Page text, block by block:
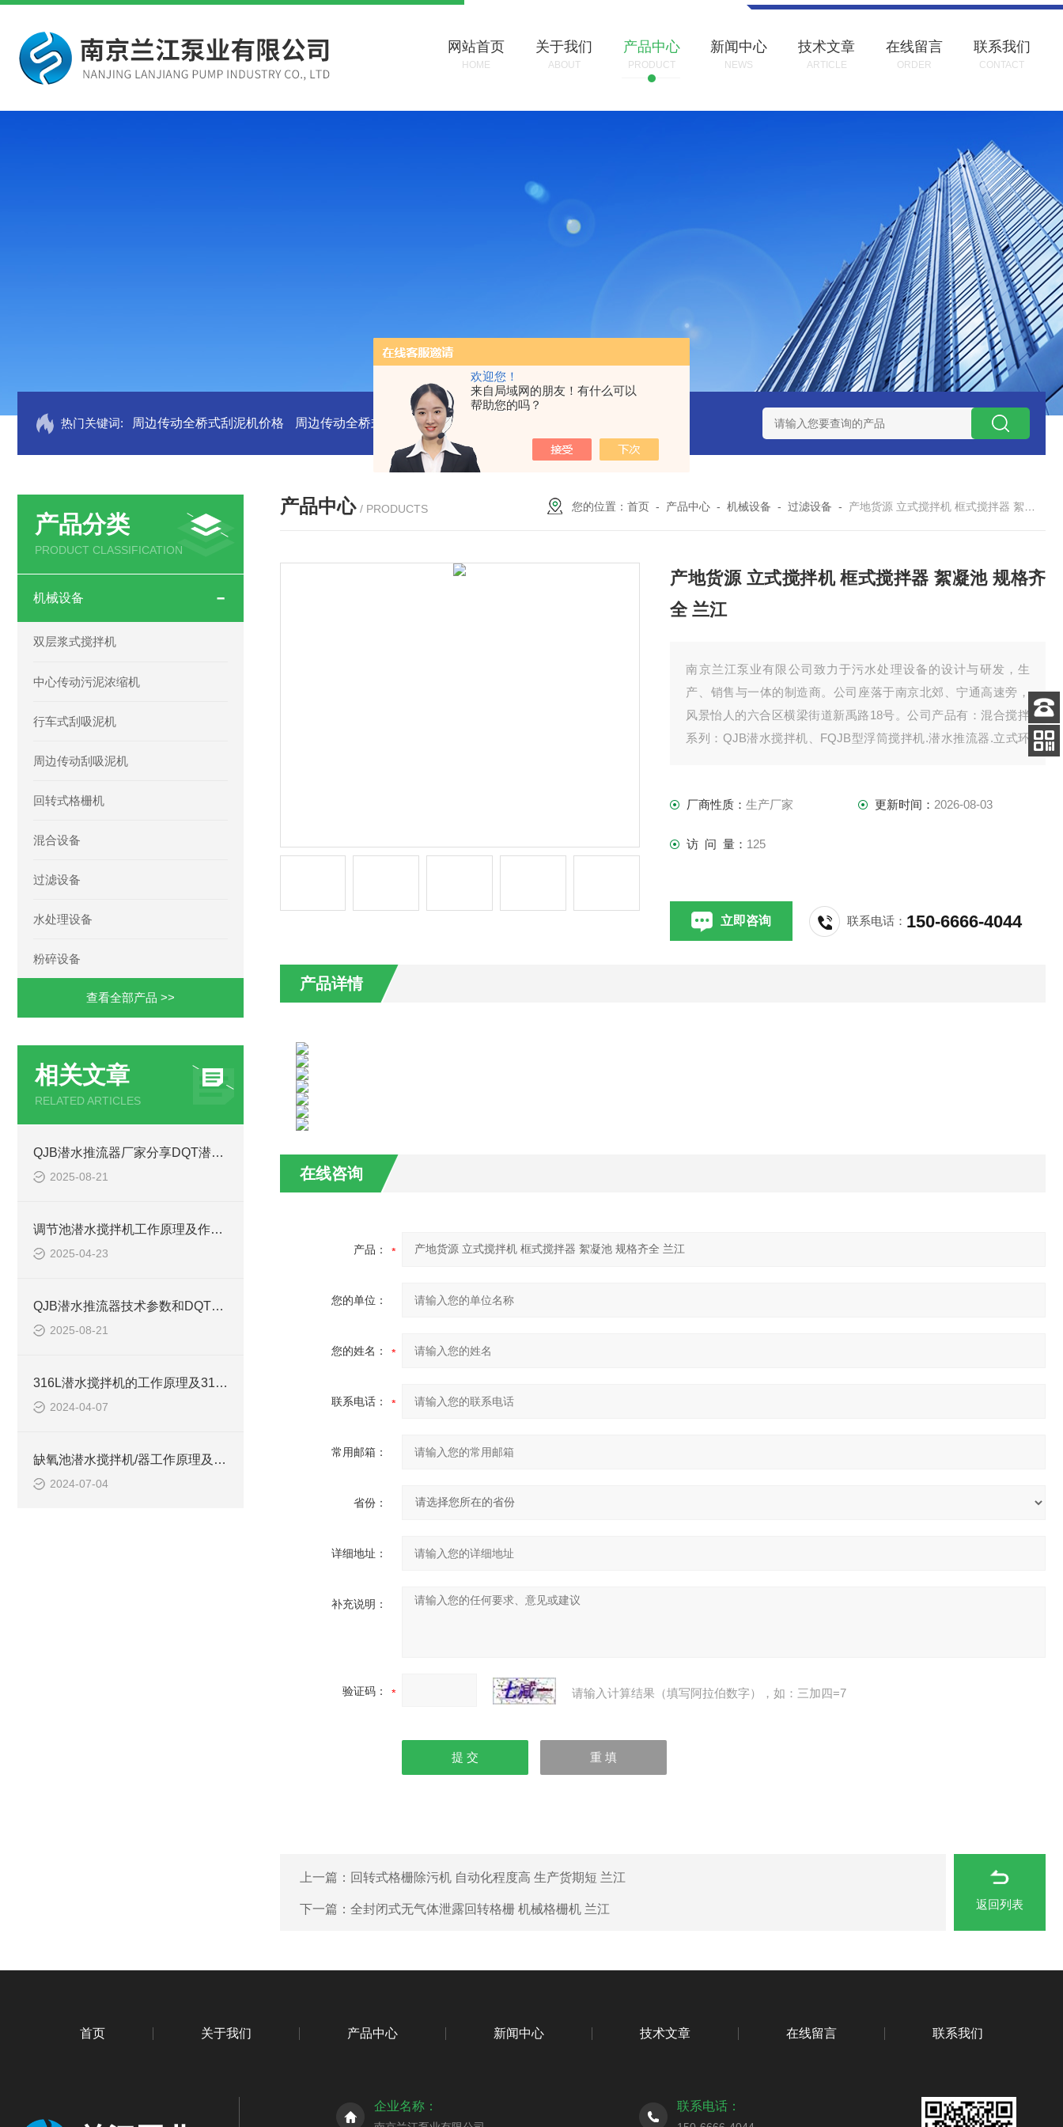
欢迎您！
来自局域网的朋友！有什么可以
帮助您的吗？
网站首页
HOME
关于我们
ABOUT
产品中心
PRODUCT
新闻中心
NEWS
技术文章
ARTICLE
在线留言
ORDER
联系我们
CONTACT
热门关键词: 周边传动全桥式刮泥机价格 周边传动全桥式刮泥机 周边传动半桥式刮泥机安装 周边传动半桥式刮泥机选型 周边传动半桥式刮泥机
产品分类
PRODUCT CLASSIFICATION
机械设备
双层浆式搅拌机
中心传动污泥浓缩机
行车式刮吸泥机
周边传动刮吸泥机
回转式格栅机
混合设备
过滤设备
水处理设备
粉碎设备
查看全部产品 >>
相关文章
RELATED ARTICLES
QJB潜水推流器厂家分享DQT潜水推进器型号选型参数表
2025-08-21
调节池潜水搅拌机工作原理及作用特点、安装图、CAD结构图
2025-04-23
QJB潜水推流器技术参数和DQT潜水推进器型号如何选型
2025-08-21
316L潜水搅拌机的工作原理及316L不锈钢潜水推进器CAD安装图、结构图
2024-04-07
缺氧池潜水搅拌机/器工作原理及作用特点、安装图、CAD结构图
2024-07-04
产品中心 / PRODUCTS 您的位置：首页 - 产品中心 -机械设备 -过滤设备 - 产地货源 立式搅拌机 框式搅拌器 絮凝池 规格齐全 兰江
产地货源 立式搅拌机 框式搅拌器 絮凝池 规格齐
全 兰江
南京兰江泵业有限公司致力于污水处理设备的设计与研发，生
产、销售与一体的制造商。公司座落于南京北郊、宁通高速旁，
风景怡人的六合区横梁街道新禹路18号。公司产品有：混合搅拌
系列：QJB潜水搅拌机、FQJB型浮筒搅拌机.潜水推流器.立式环
厂商性质：生产厂家 更新时间： 2026-08-03
访 问 量： 125
立即咨询 联系电话： 150-6666-4044
产品详情
在线咨询
产品：
您的单位：
您的姓名：
联系电话：
常用邮箱：
省份：
详细地址：
补充说明：
验证码： 请输入计算结果（填写阿拉伯数字），如：三加四=7
上一篇： 回转式格栅除污机 自动化程度高 生产货期短 兰江
下一篇： 全封闭式无气体泄露回转格栅 机械格栅机 兰江 返回列表
首页 关于我们 产品中心 新闻中心 技术文章 在线留言 联系我们
企业名称： 联系电话：
客服
电话